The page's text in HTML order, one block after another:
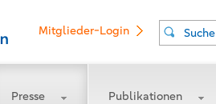
Suche
Mitglieder-Login
Presse Publikationen